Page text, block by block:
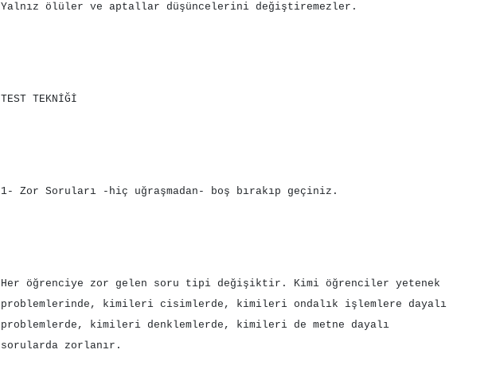
Yalnız ölüler ve aptallar düşüncelerini değiştiremezler.
TEST TEKNİĞİ
1- Zor Soruları -hiç uğraşmadan- boş bırakıp geçiniz.
Her öğrenciye zor gelen soru tipi değişiktir. Kimi öğrenciler yetenek
problemlerinde, kimileri cisimlerde, kimileri ondalık işlemlere dayalı
problemlerde, kimileri denklemlerde, kimileri de metne dayalı
sorularda zorlanır.